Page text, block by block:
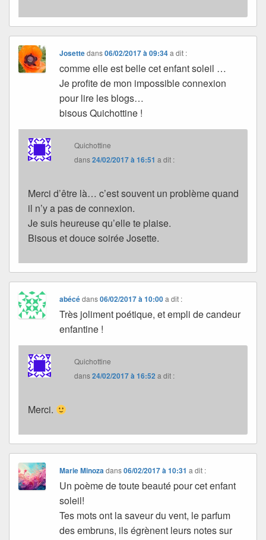
Josettedans06/02/2017 à 09:34 a dit :
comme elle est belle cet enfant soleil …
Je profite de mon impossible connexion
pour lire les blogs…
bisous Quichottine !
Quichottine
dans24/02/2017 à 16:51 a dit :
Merci d’être là… c’est souvent un problème quand
il n’y a pas de connexion.
Je suis heureuse qu’elle te plaise.
Bisous et douce soirée Josette.
abécédans06/02/2017 à 10:00 a dit :
Très joliment poétique, et empli de candeur
enfantine !
Quichottine
dans24/02/2017 à 16:52 a dit :
Merci.
Marie Minozadans06/02/2017 à 10:31 a dit :
Un poème de toute beauté pour cet enfant
soleil!
Tes mots ont la saveur du vent, le parfum
des embruns, ils égrènent leurs notes sur